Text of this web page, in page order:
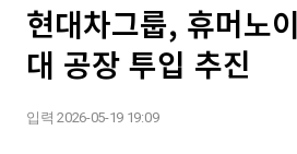
현대차그룹, 휴머노
대 공장 투입 추진
입력 2026-05-19 19:09